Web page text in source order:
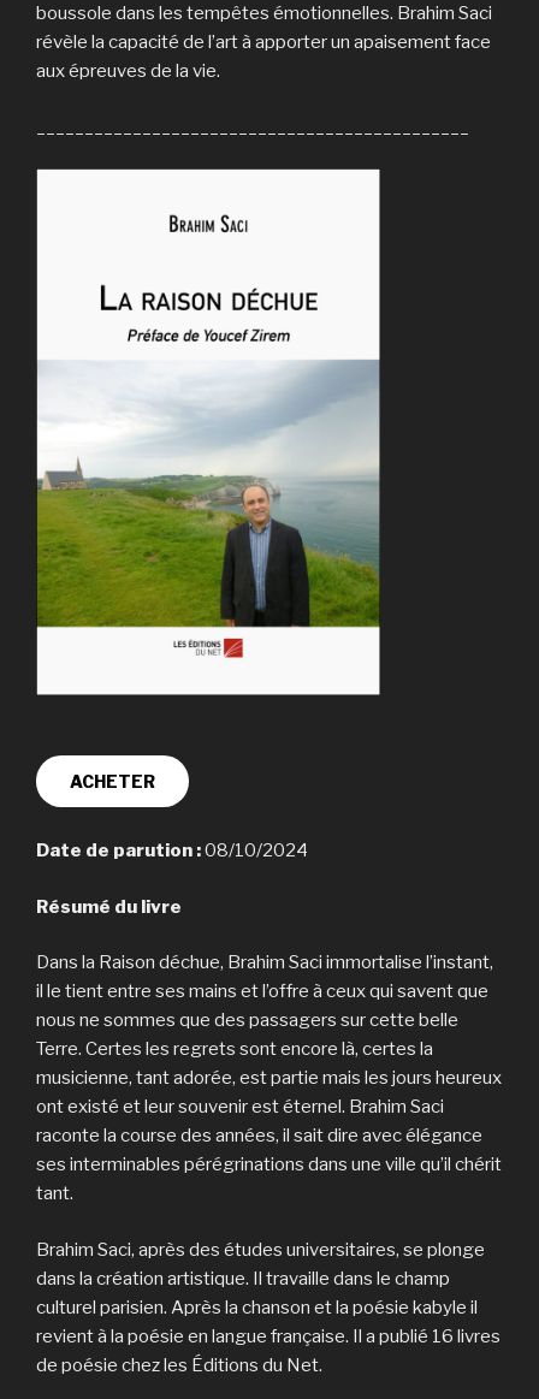
boussole dans les tempêtes émotionnelles. Brahim Saci
révèle la capacité de l’art à apporter un apaisement face
aux épreuves de la vie.
ACHETER
Date de parution :08/10/2024
Résumé du livre
Dans la Raison déchue, Brahim Saci immortalise l’instant,
il le tient entre ses mains et l’offre à ceux qui savent que
nous ne sommes que des passagers sur cette belle
Terre. Certes les regrets sont encore là, certes la
musicienne, tant adorée, est partie mais les jours heureux
ont existé et leur souvenir est éternel. Brahim Saci
raconte la course des années, il sait dire avec élégance
ses interminables pérégrinations dans une ville qu’il chérit
tant.
Brahim Saci, après des études universitaires, se plonge
dans la création artistique. Il travaille dans le champ
culturel parisien. Après la chanson et la poésie kabyle il
revient à la poésie en langue française. Il a publié 16 livres
de poésie chez les Éditions du Net.